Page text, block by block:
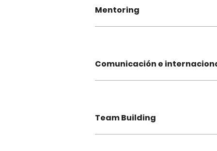
Mentoring
Comunicación e
Team Building